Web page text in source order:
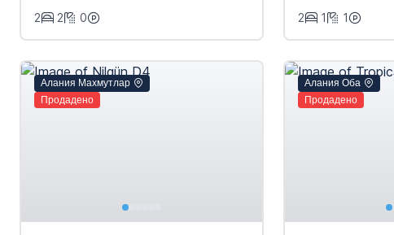
2
2 0
2
1 1
Алания Махмутлар
Продадено
Алания Оба
Продадено